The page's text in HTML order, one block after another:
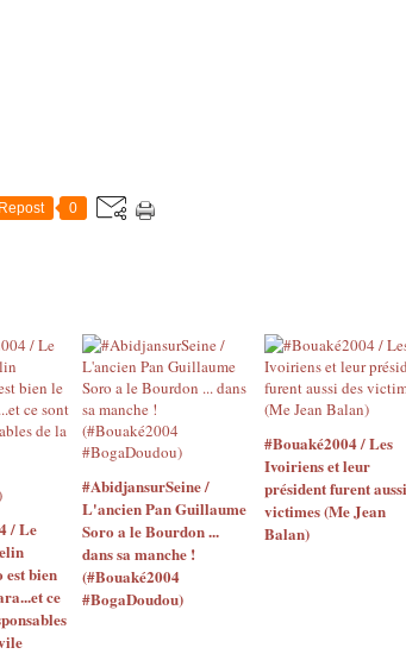
Repost 0
/ Le
bien
ce
#AbidjansurSeine /
L'ancien Pan Guillaume
Soro a le Bourdon ...
dans sa manche !
(#Bouaké2004
#BogaDoudou)
#Bouaké2004 / Les
Ivoiriens et leur
président furent
victimes (Me Jean
Balan)